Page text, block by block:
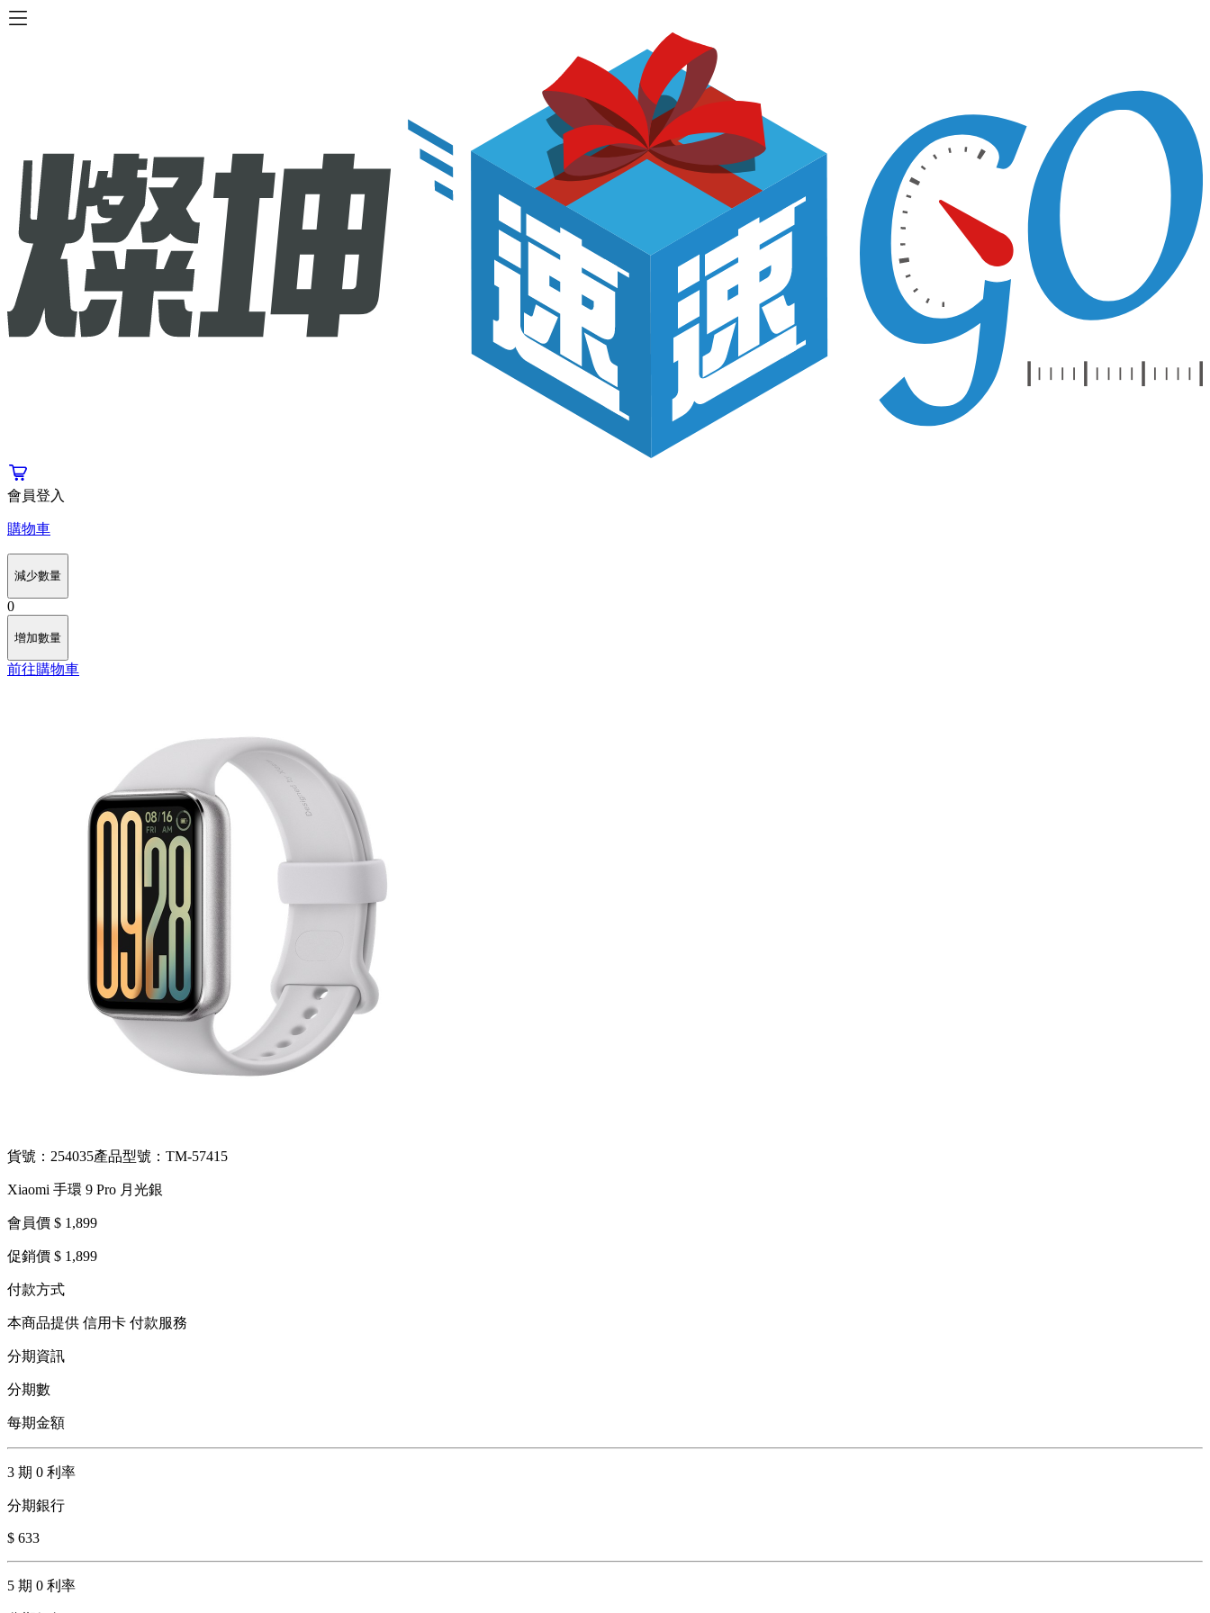
會員登入
購物車
減少數量
0
增加數量
前往購物車
貨號：254035產品型號：TM-57415
Xiaomi 手環 9 Pro 月光銀
會員價 $ 1,899
促銷價 $ 1,899
付款方式
本商品提供 信用卡 付款服務
分期資訊
分期數
每期金額
3 期 0 利率
分期銀行
$ 633
5 期 0 利率